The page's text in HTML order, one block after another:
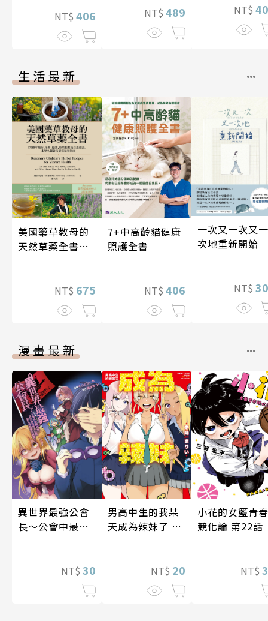
NT$ 406 NT$ 489 NT$
生活最新
美國藥草教母的
天然草藥全書
NT$ 675
7+中高齡貓健康
照護全書
NT$ 406
一次又一次又一
次地重新開始
NT$
漫畫最新
異世界最強公會
長～公會中最弱
而無法辭職～ 第
NT$ 30
男高中生的我某
天成為辣妹了 第
NT$ 20
小花的女籃青春
競化論 第22話
NT$